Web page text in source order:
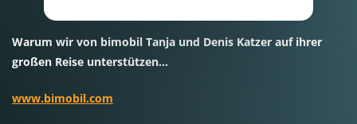
Warum wir von bimobil Tanja und Denis Katzer auf ihrer
großen Reise unterstützen…
www.bimobil.com